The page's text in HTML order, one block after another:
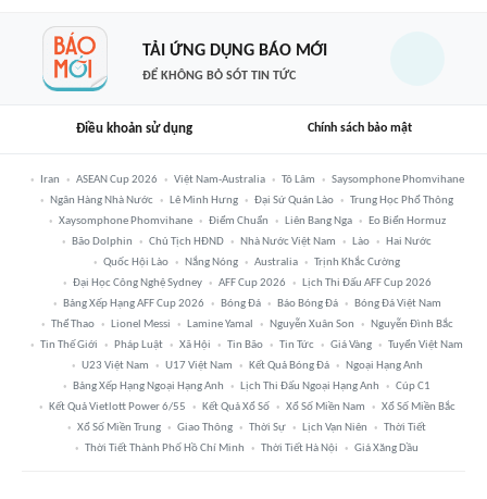
TẢI ỨNG DỤNG BÁO MỚI
ĐỂ KHÔNG BỎ SÓT TIN TỨC
Điều khoản sử dụng Chính sách bảo mật
Iran ASEAN Cup 2026 Việt Nam-Australia Tô Lâm
Saysomphone Phomvihane
Ngân Hàng Nhà Nước
Lê Minh Hưng Đại Sứ Quán Lào
Trung Học Phổ Thông
Xaysomphone Phomvihane
Điểm Chuẩn Liên Bang Nga
Eo Biển Hormuz
Bão Dolphin
Chủ Tịch HĐND Nhà Nước Việt Nam Lào
Hai Nước
Quốc Hội Lào
Nắng Nóng Australia
Trịnh Khắc Cường
Đại Học Công Nghệ Sydney
AFF Cup 2026
Lịch Thi Đấu AFF Cup 2026
Bảng Xếp Hạng AFF Cup 2026
Bóng Đá Báo Bóng Đá
Bóng Đá Việt Nam
Thể Thao
Lionel Messi Lamine Yamal Nguyễn Xuân Son
Nguyễn Đình Bắc
Tin Thế Giới
Pháp Luật Xã Hội Tin Bão Tin Tức Giá Vàng
Tuyển Việt Nam
U23 Việt Nam
U17 Việt Nam Kết Quả Bóng Đá
Ngoại Hạng Anh
Bảng Xếp Hạng Ngoại Hạng Anh
Lịch Thi Đấu Ngoại Hạng Anh
Cúp C1
Kết Quả Vietlott Power 6/55
Kết Quả Xổ Số Xổ Số Miền Nam
Xổ Số Miền Bắc
Xổ Số Miền Trung
Giao Thông Thời Sự Lịch Vạn Niên
Thời Tiết
Thời Tiết Thành Phố Hồ Chí Minh
Thời Tiết Hà Nội Giá Xăng Dầu